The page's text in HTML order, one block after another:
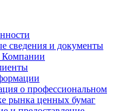
сведения и документы
Компании
о профессиональном
рынка ценных бумаг